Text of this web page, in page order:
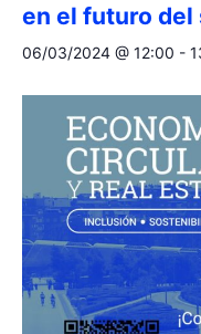
en el futuro del
06/03/2024 @ 12:00 -